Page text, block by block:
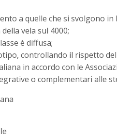
a quelle che si svolgono in
vela sul 4000;
è diffusa;
controllando il rispetto
in accordo con le
o complementari alle